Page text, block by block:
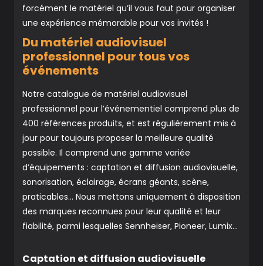
forcément le matériel qu’il vous faut pour organiser
une expérience mémorable pour vos invités !
Du matériel audiovisuel
professionnel pour tous vos
événements
Notre catalogue de matériel audiovisuel
professionnel pour l’événementiel comprend plus de
400 références produits, et est régulièrement mis à
jour pour toujours proposer la meilleure qualité
possible. Il comprend une gamme variée
d’équipements : captation et diffusion audiovisuelle,
sonorisation, éclairage, écrans géants, scène,
praticables… Nous mettons uniquement à disposition
des marques reconnues pour leur qualité et leur
fiabilité, parmi lesquelles Sennheiser, Pioneer, Lumix…
Captation et diffusion audiovisuelle